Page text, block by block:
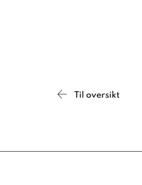
Til oversikt